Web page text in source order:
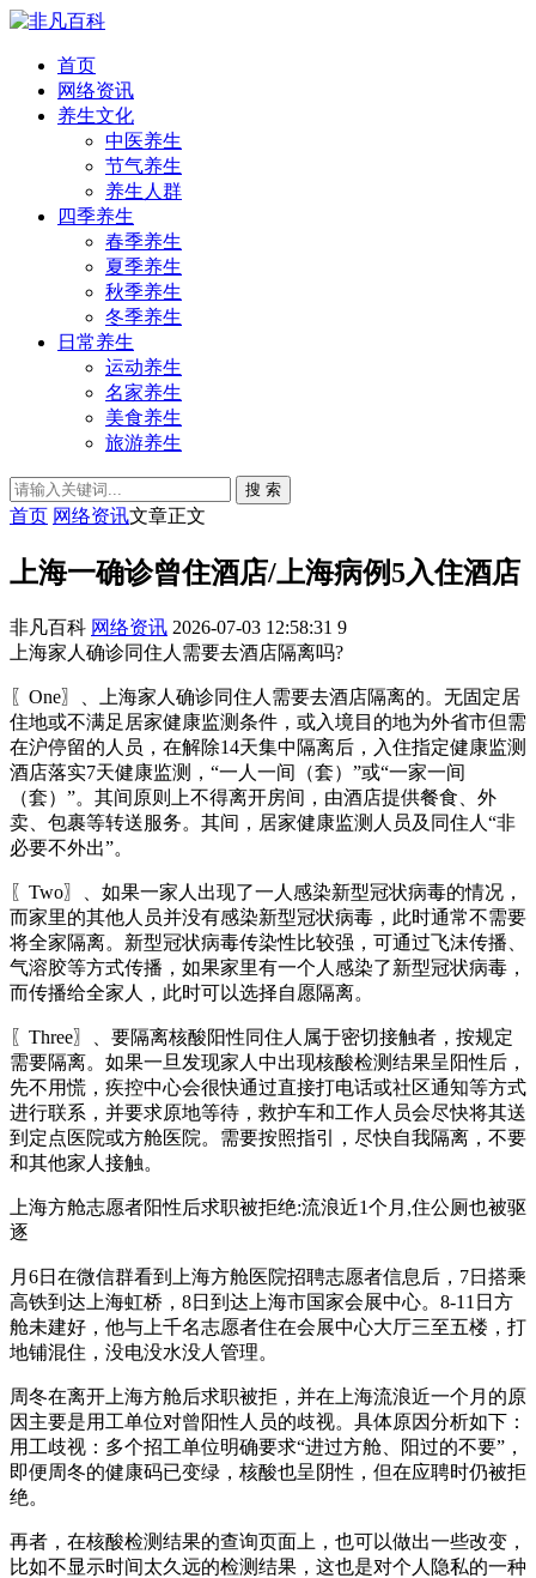
首页
网络资讯
养生文化
中医养生
节气养生
养生人群
四季养生
春季养生
夏季养生
秋季养生
冬季养生
日常养生
运动养生
名家养生
美食养生
旅游养生
搜 索
首页 网络资讯文章正文
上海一确诊曾住酒店/上海病例5入住酒店
非凡百科 网络资讯 2026-07-03 12:58:31 9
上海家人确诊同住人需要去酒店隔离吗?
〖One〗、上海家人确诊同住人需要去酒店隔离的。无固定居
住地或不满足居家健康监测条件，或入境目的地为外省市但需
在沪停留的人员，在解除14天集中隔离后，入住指定健康监测
酒店落实7天健康监测，“一人一间（套）”或“一家一间
（套）”。其间原则上不得离开房间，由酒店提供餐食、外
卖、包裹等转送服务。其间，居家健康监测人员及同住人“非
必要不外出”。
〖Two〗、如果一家人出现了一人感染新型冠状病毒的情况，
而家里的其他人员并没有感染新型冠状病毒，此时通常不需要
将全家隔离。新型冠状病毒传染性比较强，可通过飞沫传播、
气溶胶等方式传播，如果家里有一个人感染了新型冠状病毒，
而传播给全家人，此时可以选择自愿隔离。
〖Three〗、要隔离核酸阳性同住人属于密切接触者，按规定
需要隔离。如果一旦发现家人中出现核酸检测结果呈阳性后，
先不用慌，疾控中心会很快通过直接打电话或社区通知等方式
进行联系，并要求原地等待，救护车和工作人员会尽快将其送
到定点医院或方舱医院。需要按照指引，尽快自我隔离，不要
和其他家人接触。
上海方舱志愿者阳性后求职被拒绝:流浪近1个月,住公厕也被驱
逐
月6日在微信群看到上海方舱医院招聘志愿者信息后，7日搭乘
高铁到达上海虹桥，8日到达上海市国家会展中心。8-11日方
舱未建好，他与上千名志愿者住在会展中心大厅三至五楼，打
地铺混住，没电没水没人管理。
周冬在离开上海方舱后求职被拒，并在上海流浪近一个月的原
因主要是用工单位对曾阳性人员的歧视。具体原因分析如下：
用工歧视：多个招工单位明确要求“进过方舱、阳过的不要”，
即便周冬的健康码已变绿，核酸也呈阴性，但在应聘时仍被拒
绝。
再者，在核酸检测结果的查询页面上，也可以做出一些改变，
比如不显示时间太久远的检测结果，这也是对个人隐私的一种